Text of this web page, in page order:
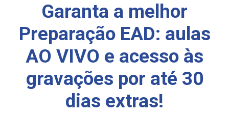
Garanta a melhor
Preparação EAD: aulas
AO VIVO e acesso às
gravações por até 30
dias extras!